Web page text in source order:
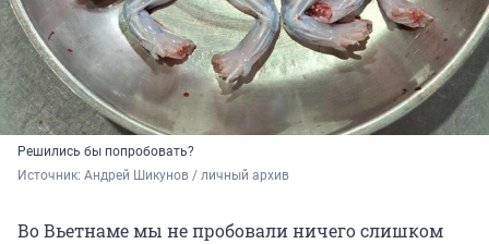
Решились бы попробовать?
Источник: Андрей Шикунов / личный архив
Во Вьетнаме мы не пробовали ничего слишком